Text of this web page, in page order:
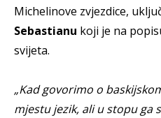
Michelinove zvjezdice,
Sebastianu koji je na
svijeta.
„Kad govorimo o
mjestu jezik, ali u stopu ga